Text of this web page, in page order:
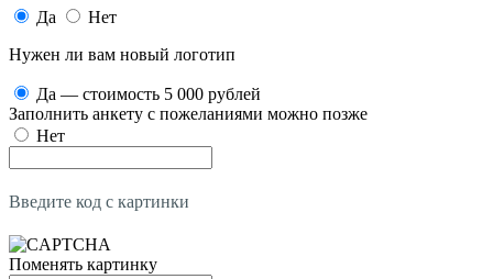
Да
Нет
Нужен ли вам новый логотип
Да — стоимость 5 000 рублей
Заполнить анкету с пожеланиями можно позже
Нет
Введите код с картинки
Поменять картинку